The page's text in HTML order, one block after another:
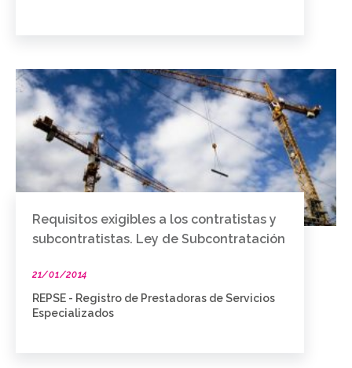
Requisitos exigibles a los contratistas y
subcontratistas. Ley de Subcontratación
21/01/2014
REPSE - Registro de Prestadoras de Servicios
Especializados